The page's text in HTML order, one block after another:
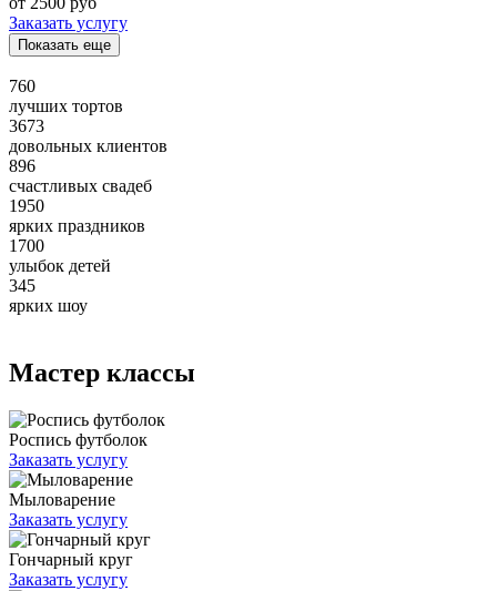
Заказать услугу
Показать еще
760
лучших тортов
3673
довольных клиентов
896
счастливых свадеб
1950
ярких праздников
1700
улыбок детей
345
ярких шоу
Мастер классы
Роспись футболок
Заказать услугу
Мыловарение
Заказать услугу
Гончарный круг
Заказать услугу